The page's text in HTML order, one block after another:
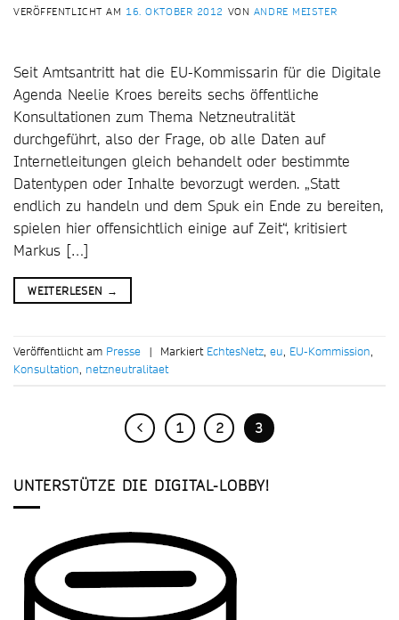
VERÖFFENTLICHT AM 16. OKTOBER 2012 VON ANDRE MEISTER
Seit Amtsantritt hat die EU-Kommissarin für die Digitale
Agenda Neelie Kroes bereits sechs öffentliche
Konsultationen zum Thema Netzneutralität
durchgeführt, also der Frage, ob alle Daten auf
Internetleitungen gleich behandelt oder bestimmte
Datentypen oder Inhalte bevorzugt werden. „Statt
endlich zu handeln und dem Spuk ein Ende zu bereiten,
spielen hier offensichtlich einige auf Zeit“, kritisiert
Markus […]
WEITERLESEN →
Veröffentlicht am Presse | Markiert EchtesNetz, eu, EU-Kommission,
Konsultation, netzneutralitaet
1 2 3
UNTERSTÜTZE DIE DIGITAL-LOBBY!